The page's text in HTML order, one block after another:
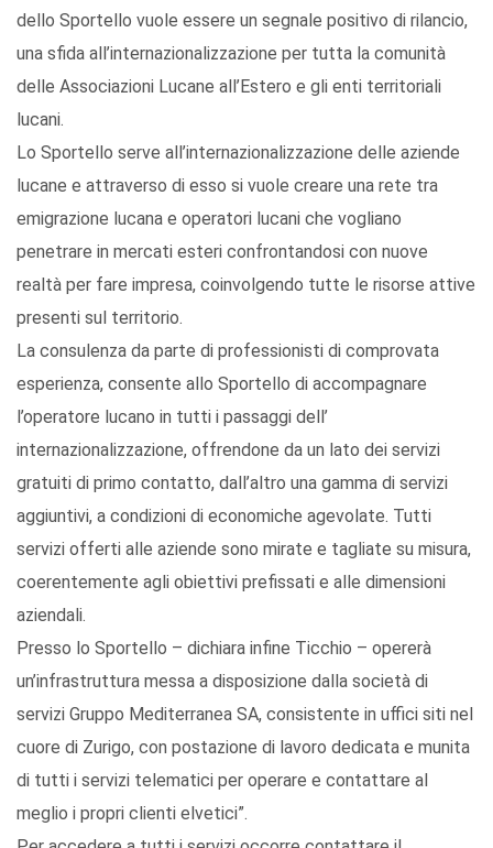
dello Sportello vuole essere un segnale positivo di rilancio,
una sfida all’internazionalizzazione per tutta la comunità
delle Associazioni Lucane all’Estero e gli enti territoriali
lucani.
Lo Sportello serve all’internazionalizzazione delle aziende
lucane e attraverso di esso si vuole creare una rete tra
emigrazione lucana e operatori lucani che vogliano
penetrare in mercati esteri confrontandosi con nuove
realtà per fare impresa, coinvolgendo tutte le risorse attive
presenti sul territorio.
La consulenza da parte di professionisti di comprovata
esperienza, consente allo Sportello di accompagnare
l’operatore lucano in tutti i passaggi dell’
internazionalizzazione, offrendone da un lato dei servizi
gratuiti di primo contatto, dall’altro una gamma di servizi
aggiuntivi, a condizioni di economiche agevolate. Tutti
servizi offerti alle aziende sono mirate e tagliate su misura,
coerentemente agli obiettivi prefissati e alle dimensioni
aziendali.
Presso lo Sportello – dichiara infine Ticchio – opererà
un’infrastruttura messa a disposizione dalla società di
servizi Gruppo Mediterranea SA, consistente in uffici siti nel
cuore di Zurigo, con postazione di lavoro dedicata e munita
di tutti i servizi telematici per operare e contattare al
meglio i propri clienti elvetici”.